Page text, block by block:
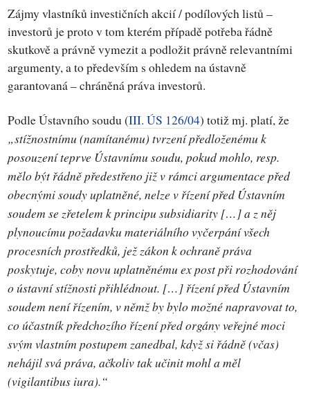
Zájmy vlastníků investičních akcií / podílových listů –
investorů je proto v tom kterém případě potřeba řádně
skutkově a právně vymezit a podložit právně relevantními
argumenty, a to především s ohledem na ústavně
garantovaná – chráněná práva investorů.
Podle Ústavního soudu (III. ÚS 126/04) totiž mj. platí, že
„stížnostnímu (namítanému) tvrzení předloženému k
posouzení teprve Ústavnímu soudu, pokud mohlo, resp.
mělo být řádně předestřeno již v rámci argumentace před
obecnými soudy uplatněné, nelze v řízení před Ústavním
soudem se zřetelem k principu subsidiarity […] a z něj
plynoucímu požadavku materiálního vyčerpání všech
procesních prostředků, jež zákon k ochraně práva
poskytuje, coby novu uplatněnému ex post při rozhodování
o ústavní stížnosti přihlédnout. […] řízení před Ústavním
soudem není řízením, v němž by bylo možné napravovat to,
co účastník předchozího řízení před orgány veřejné moci
svým vlastním postupem zanedbal, když si řádně (včas)
nehájil svá práva, ačkoliv tak učinit mohl a měl
(vigilantibus iura).“